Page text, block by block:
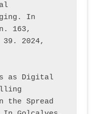
In
163,
2024,
as Digital
the Spread